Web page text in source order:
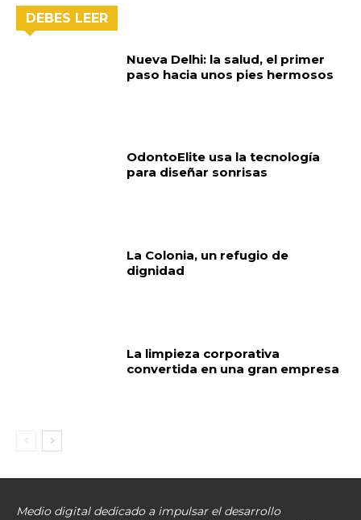
DEBES LEER
Nueva Delhi: la salud, el primer
paso hacia unos pies hermosos
OdontoElite usa la tecnología
para diseñar sonrisas
La Colonia, un refugio de
dignidad
La limpieza corporativa
convertida en una gran empresa
Medio digital dedicado a impulsar el desarrollo